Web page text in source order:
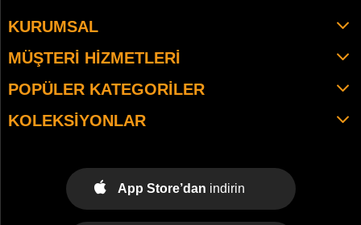
KURUMSAL
MÜŞTERI HIZMETLERI
POPÜLER KATEGORILER
KOLEKSIYONLAR
App Store’dan indirin